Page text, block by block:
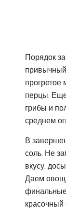
Порядок
перцы.
грибы и
среднем
В
соль. Не
вкусу,
Даем